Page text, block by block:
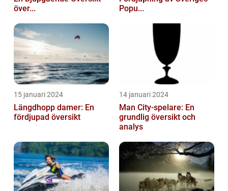
över...
Popu...
15 januari 2024
Längdhopp damer: En
fördjupad översikt
14 januari 2024
Man City-spelare: En
grundlig översikt och
analys